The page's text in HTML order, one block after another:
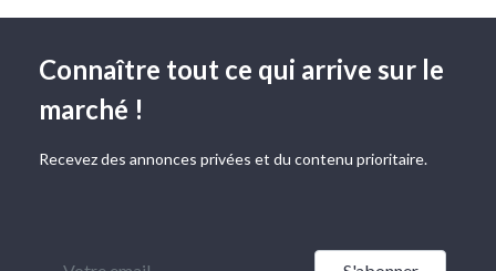
Connaître tout ce qui arrive sur le
marché !
Recevez des annonces privées et du contenu prioritaire.